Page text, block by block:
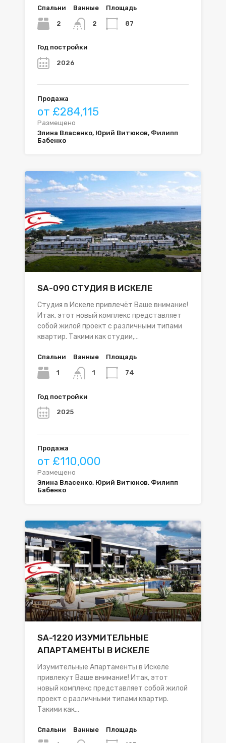
Спальни
2
Ванные
2
Площадь
87
Год постройки
2026
Продажа
от £284,115
Размещено
Элина Власенко, Юрий Витюков, Филипп
Бабенко
SA-090 СТУДИЯ В ИСКЕЛЕ
Студия в Искеле привлечёт Ваше внимание!
Итак, этот новый комплекс представляет
собой жилой проект с различными типами
квартир. Такими как студии,…
Спальни
1
Ванные
1
Площадь
74
Год постройки
2025
Продажа
от £110,000
Размещено
Элина Власенко, Юрий Витюков, Филипп
Бабенко
SA-1220 ИЗУМИТЕЛЬНЫЕ
АПАРТАМЕНТЫ В ИСКЕЛЕ
Изумительные Апартаменты в Искеле
привлекут Ваше внимание! Итак, этот
новый комплекс представляет собой жилой
проект с различными типами квартир.
Такими как…
Спальни Ванные Площадь